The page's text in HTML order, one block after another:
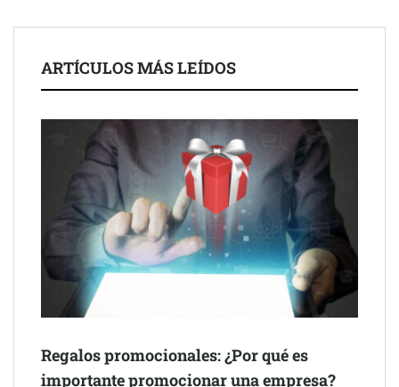
despacho de abogados Málaga de referencia para empresas y
Brisas del Estrecho abastece a la hostelería de Sevilla
conectando lonjas con establecimientos
ARTÍCULOS MÁS LEÍDOS
Regalos promocionales: ¿Por qué es
importante promocionar una empresa?